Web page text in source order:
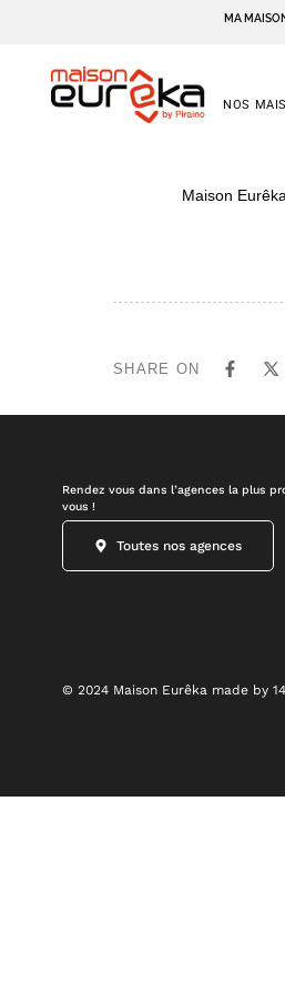
MA
NOS
Maison
SHARE ON
Rendez vous dans l’agences la plus
vous !
Toutes nos agences
© 2024 Maison Eurêka made by